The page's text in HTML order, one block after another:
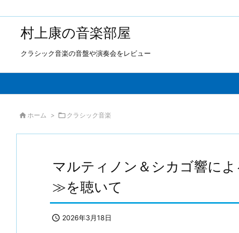
村上康の音楽部屋
クラシック音楽の音盤や演奏会をレビュー
 ホーム > クラシック音楽
マルティノン＆シカゴ響に
≫を聴いて
 2026年3月18日